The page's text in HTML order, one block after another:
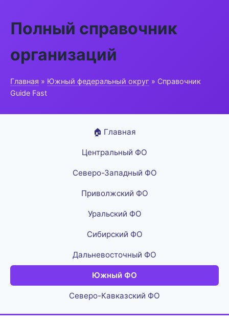
Полный справочник
организаций
Главная » Южный федеральный округ » Справочник
Guide Fast
🏠 Главная
Центральный ФО
Северо-Западный ФО
Приволжский ФО
Уральский ФО
Сибирский ФО
Дальневосточный ФО
Южный ФО
Северо-Кавказский ФО